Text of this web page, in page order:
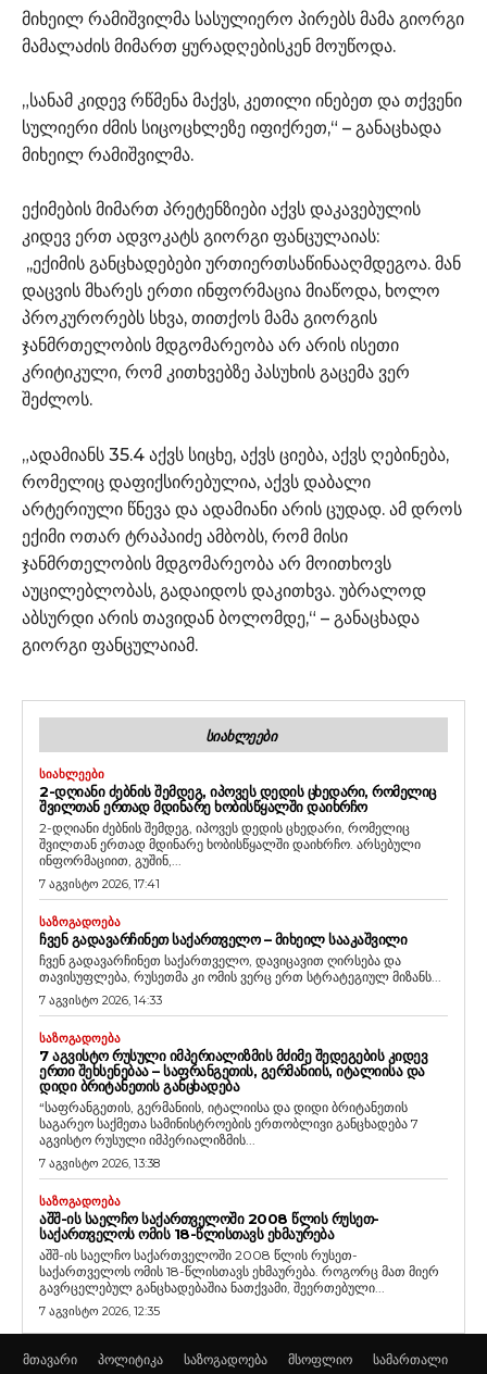
მიხეილ რამიშვილმა სასულიერო პირებს მამა გიორგი
მამალაძის მიმართ ყურადღებისკენ მოუწოდა.
„სანამ კიდევ რწმენა მაქვს, კეთილი ინებეთ და თქვენი
სულიერი ძმის სიცოცხლეზე იფიქრეთ,“ – განაცხადა
მიხეილ რამიშვილმა.
ექიმების მიმართ პრეტენზიები აქვს დაკავებულის
კიდევ ერთ ადვოკატს გიორგი ფანცულაიას:
,,ექიმის განცხადებები ურთიერთსაწინააღმდეგოა. მან
დაცვის მხარეს ერთი ინფორმაცია მიაწოდა, ხოლო
პროკურორებს სხვა, თითქოს მამა გიორგის
ჯანმრთელობის მდგომარეობა არ არის ისეთი
კრიტიკული, რომ კითხვებზე პასუხის გაცემა ვერ
შეძლოს.
„ადამიანს 35.4 აქვს სიცხე, აქვს ციება, აქვს ღებინება,
რომელიც დაფიქსირებულია, აქვს დაბალი
არტერიული წნევა და ადამიანი არის ცუდად. ამ დროს
ექიმი ოთარ ტრაპაიძე ამბობს, რომ მისი
ჯანმრთელობის მდგომარეობა არ მოითხოვს
აუცილებლობას, გადაიდოს დაკითხვა. უბრალოდ
აბსურდი არის თავიდან ბოლომდე,“ – განაცხადა
გიორგი ფანცულაიამ.
ᲡᲘᲐᲮᲚᲔᲔᲑᲘ
ᲡᲘᲐᲮᲚᲔᲔᲑᲘ
2-ᲓᲦᲘᲐᲜᲘ ᲫᲔᲑᲜᲘᲡ ᲨᲔᲛᲓᲔᲒ, ᲘᲞᲝᲕᲔᲡ ᲓᲔᲓᲘᲡ ᲪᲮᲔᲓᲐᲠᲘ, ᲠᲝᲛᲔᲚᲘᲪ
ᲨᲕᲘᲚᲗᲐᲜ ᲔᲠᲗᲐᲓ ᲛᲓᲘᲜᲐᲠᲔ ᲮᲝᲑᲘᲡᲬᲧᲐᲚᲨᲘ ᲓᲐᲘᲮᲠᲩᲝ
2-დღიანი ძებნის შემდეგ, იპოვეს დედის ცხედარი, რომელიც
შვილთან ერთად მდინარე ხობისწყალში დაიხრჩო. არსებული
ინფორმაციით, გუშინ,...
7 აგვისტო 2026, 17:41
ᲡᲐᲖᲝᲒᲐᲓᲝᲔᲑᲐ
ᲩᲕᲔᲜ ᲒᲐᲓᲐᲕᲐᲠᲩᲘᲜᲔᲗ ᲡᲐᲥᲐᲠᲗᲕᲔᲚᲝ – ᲛᲘᲮᲔᲘᲚ ᲡᲐᲐᲙᲐᲨᲕᲘᲚᲘ
ჩვენ გადავარჩინეთ საქართველო, დავიცავით ღირსება და
თავისუფლება, რუსეთმა კი ომის ვერც ერთ სტრატეგიულ მიზანს...
7 აგვისტო 2026, 14:33
ᲡᲐᲖᲝᲒᲐᲓᲝᲔᲑᲐ
7 ᲐᲒᲕᲘᲡᲢᲝ ᲠᲣᲡᲣᲚᲘ ᲘᲛᲞᲔᲠᲘᲐᲚᲘᲖᲛᲘᲡ ᲛᲫᲘᲛᲔ ᲨᲔᲓᲔᲒᲔᲑᲘᲡ ᲙᲘᲓᲔᲕ
ᲔᲠᲗᲘ ᲨᲔᲮᲡᲔᲜᲔᲑᲐᲐ – ᲡᲐᲤᲠᲐᲜᲒᲔᲗᲘᲡ, ᲒᲔᲠᲛᲐᲜᲘᲘᲡ, ᲘᲢᲐᲚᲘᲘᲡᲐ ᲓᲐ
ᲓᲘᲓᲘ ᲑᲠᲘᲢᲐᲜᲔᲗᲘᲡ ᲒᲐᲜᲪᲮᲐᲓᲔᲑᲐ
“საფრანგეთის, გერმანიის, იტალიისა და დიდი ბრიტანეთის
საგარეო საქმეთა სამინისტროების ერთობლივი განცხადება 7
აგვისტო რუსული იმპერიალიზმის...
7 აგვისტო 2026, 13:38
ᲡᲐᲖᲝᲒᲐᲓᲝᲔᲑᲐ
ᲐᲨᲨ-ᲘᲡ ᲡᲐᲔᲚᲩᲝ ᲡᲐᲥᲐᲠᲗᲕᲔᲚᲝᲨᲘ 2008 ᲬᲚᲘᲡ ᲠᲣᲡᲔᲗ-
ᲡᲐᲥᲐᲠᲗᲕᲔᲚᲝᲡ ᲝᲛᲘᲡ 18-ᲬᲚᲘᲡᲗᲐᲕᲡ ᲔᲮᲛᲐᲣᲠᲔᲑᲐ
აშშ-ის საელჩო საქართველოში 2008 წლის რუსეთ-
საქართველოს ომის 18-წლისთავს ეხმაურება. როგორც მათ მიერ
გავრცელებულ განცხადებაშია ნათქვამი, შეერთებული...
7 აგვისტო 2026, 12:35
მთავარი პოლიტიკა საზოგადოება მსოფლიო
სამართალი